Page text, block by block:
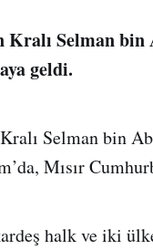
Selman bin
geldi.
Selman bin
Mısır
halk ve iki